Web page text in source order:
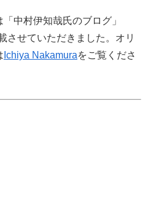
中村伊知哉氏のブログ」
させていただきました。オリ
Ichiya Nakamuraをご覧くださ